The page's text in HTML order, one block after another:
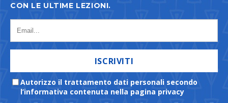
CON LE ULTIME LEZIONI.
ISCRIVITI
Autorizzo il trattamento dati personali secondo
l’informativa contenuta nella pagina privacy